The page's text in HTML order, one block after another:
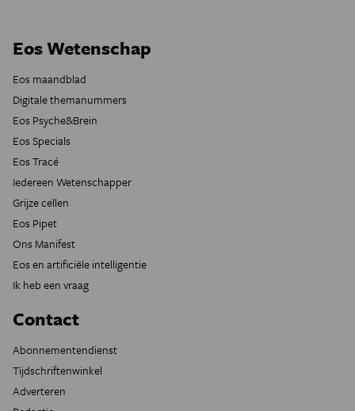
Eos Wetenschap
Eos maandblad
Digitale themanummers
Eos Psyche&Brein
Eos Specials
Eos Tracé
Iedereen Wetenschapper
Grijze cellen
Eos Pipet
Ons Manifest
Eos en artificiële intelligentie
Ik heb een vraag
Contact
Abonnementendienst
Tijdschriftenwinkel
Adverteren